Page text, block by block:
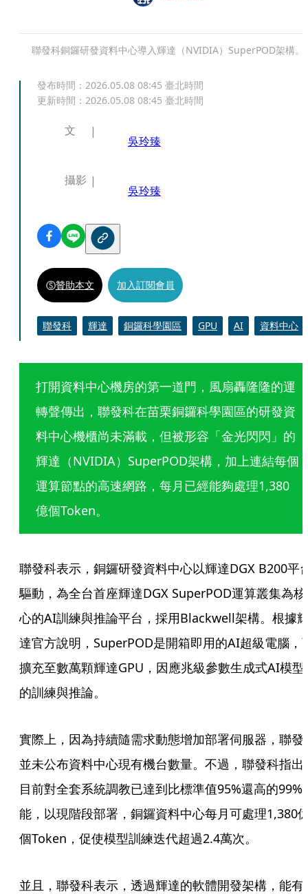
聯發科銅鑼研發資料中心導入輝達（NVIDIA）SuperPOD架構。
發布時間： 2026.05.08 08:45 臺北時間
更新時間： 2026.05.08 08:45 臺北時間
文
吳玲臻
攝影
吳玲臻
贊助本文 加入訂閱會員
聯發科 輝達 銅鑼科學園區 GPU AI 資料中心
打開資料中心機房的第一道門，風扇轟隆隆的運
轉聲傳出，聯發科在苗栗銅鑼科學園區的研發資
料中心機櫃尚未滿載，但被形容「金光閃閃」的
輝達（NVIDIA）SuperPOD架構，加上連結每個
運算節點的高速網路，每月已經能夠處理1,380
億個Token。
聯發科表示，銅鑼研發資料中心以輝達DGX B200平
驅動，為全台首座輝達DGX SuperPOD運算叢集為核
心的AI訓練與推論平台，採用Blackwell架構。根據
達官方說明，SuperPOD是開箱即用的AI超級電腦，
擴充至數萬顆輝達GPU，因應兆級參數生成式AI模型
的訓練與推論。
實際上，因為持續隨需求動態增加部署伺服器，聯發
並未公布資料中心現有機台數量。不過，聯發科指出
目前對全套系統調教已達到比標準值95%還高的99%
能，以現階段部署，銅鑼資料中心每月可處理1,380
個Token，促使模型訓練迭代超過2.4萬次。
並且，聯發科表示，透過輝達的軟體開發架構，能有